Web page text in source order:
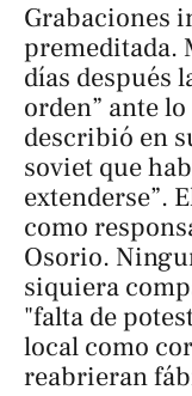
Grabaciones
premeditada.
días después
orden” ante
describió en
soviet que
extenderse”.
como
Osorio.
siquiera
"falta de
local como
reabrieran